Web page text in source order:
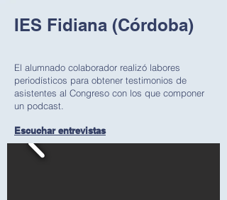
IES Fidiana (Córdoba)
El alumnado colaborador realizó labores
periodísticos para obtener testimonios de
asistentes al Congreso con los que componer
un podcast.
Escuchar entrevistas